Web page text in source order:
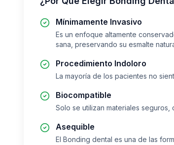
Mínimamente Invasivo
Es un enfoque altamente
sana, preservando su esmalte
Procedimiento Indoloro
La mayoría de los pacientes no
Biocompatible
Solo se utilizan materiales
Asequible
El Bonding dental es una de las